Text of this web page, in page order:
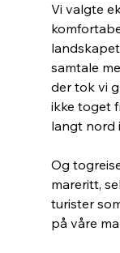
Vi valgte
samtale
der tok vi
ikke toget
langt nord
Og
mareritt,
turister
på våre